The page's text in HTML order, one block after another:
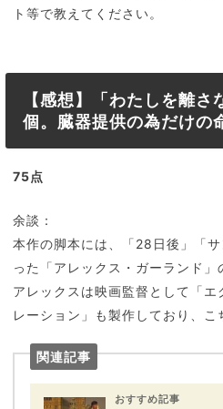
ト等で教えてください。
【感想】「わたしを離さ
個。臓器提供の為だけの
75点
余談：
本作の脚本には、「28日後」「
った「アレックス・ガーランド」
アレックスは映画監督として「
レーション」も製作しており、
関連記事
おすすめ記事